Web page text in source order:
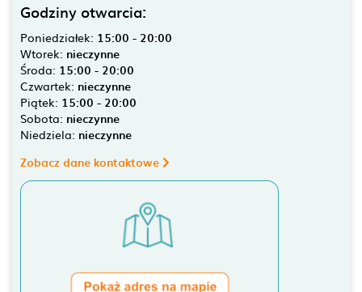
Godziny otwarcia:
Poniedziałek: 15:00 - 20:00
Wtorek: nieczynne
Środa: 15:00 - 20:00
Czwartek: nieczynne
Piątek: 15:00 - 20:00
Sobota: nieczynne
Niedziela: nieczynne
Zobacz dane kontaktowe